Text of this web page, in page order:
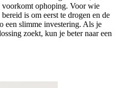
voorkomt ophoping. Voor wie
is om eerst te drogen en de
een slimme investering. Als je
zoekt, kun je beter naar een